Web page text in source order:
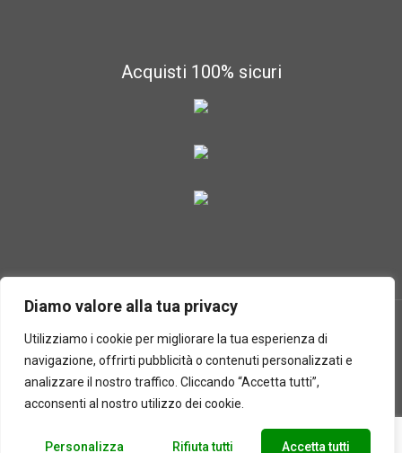
Diamo valore alla tua privacy
Utilizziamo i cookie per migliorare la tua esperienza di
navigazione, offrirti pubblicità o contenuti personalizzati e
analizzare il nostro traffico. Cliccando “Accetta tutti”,
acconsenti al nostro utilizzo dei cookie.
Personalizza Rifiuta tutti Accetta tutti
Acquisti 100% sicuri
2025 © Laboratorio d'erbe Sauro - P.IVA 05049760233. Tutti i
diritti riservati | Designed by